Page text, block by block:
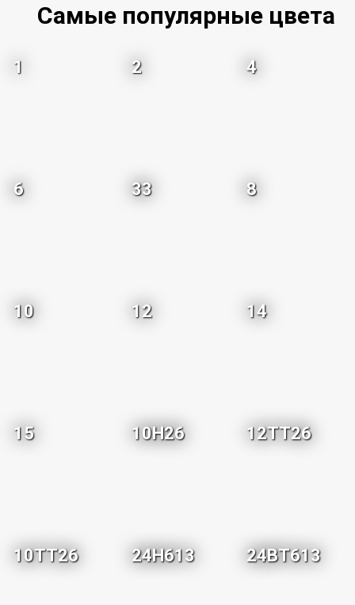
Самые популярные цвета
1 2 4
6 33 8
10 12 14
15 10H26 12TT26
10TT26 24H613 24BT613